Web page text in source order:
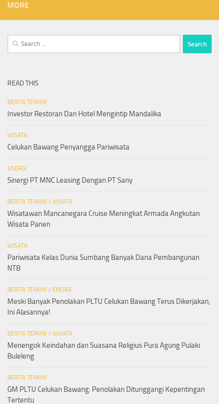
MORE
Search
for:
READ THIS
BERITA TERKINI
Investor Restoran Dan Hotel Mengintip Mandalika
WISATA
Celukan Bawang Penyangga Pariwisata
ENERGI
Sinergi PT MNC Leasing Dengan PT Sany
BERITA TERKINI / WISATA
Wisatawan Mancanegara Cruise Meningkat Armada Angkutan
Wisata Panen
WISATA
Pariwisata Kelas Dunia Sumbang Banyak Dana Pembangunan
NTB
BERITA TERKINI / ENERGI
Meski Banyak Penolakan PLTU Celukan Bawang Terus Dikerjakan,
Ini Alasannya!
BERITA TERKINI / WISATA
Menengok Keindahan dan Suasana Religius Pura Agung Pulaki
Buleleng
BERITA TERKINI
GM PLTU Celukan Bawang: Penolakan Ditunggangi Kepentingan
Tertentu